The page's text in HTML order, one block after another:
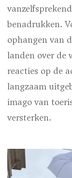
benadrukken.
ophangen van
landen over de
reacties op de
langzaam
imago van
versterken.